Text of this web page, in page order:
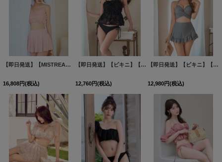
【即日発送】【MISTREASS×sugarコラボビキニ】【水着】チュールフレアスカートビキニ 3点セット[FB01]吉木千沙都（ちぃぽぽ）着用
16,808円(税込)
【即日発送】【ビキニ】【水着】立体フラワービキニ 2点セット [FB01]三上悠亜着用
12,760円(税込)
【即日発送】【ビキニ】【水着】スカート付き小花柄ビキニ[FB01]三上悠亜着用
12,980円(税込)